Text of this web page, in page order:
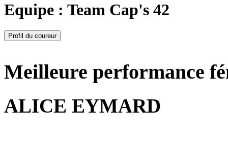
Equipe : Team Cap's 42
Profil du coureur
Meilleure performance
ALICE EYMARD